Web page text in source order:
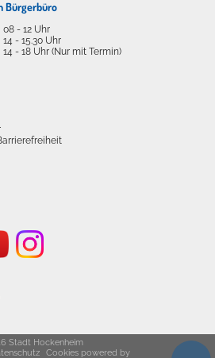
Bürgerbüro
08 - 12 Uhr
14 - 15.30 Uhr
14 - 18 Uhr (Nur mit Termin)
Stadt Hockenheim
Cookies powered by